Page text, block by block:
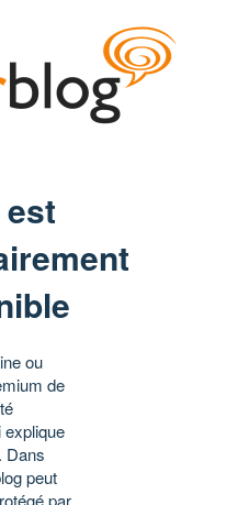
ou
de
explique
Dans
peut
par